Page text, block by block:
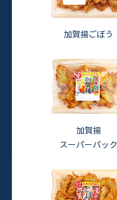
加賀揚ごぼう
加賀揚
スーパーパック